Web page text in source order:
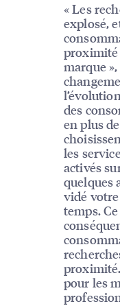
« Les
explosé,
proximité
marque
des
en plus
les
activés
quelques
vidé
temps. Ce
pour les